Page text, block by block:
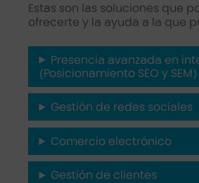
Estas son las soluciones que
ofrecerte y la ayuda a la que
Presencia avanzada en
(Posicionamiento SEO y SEM)
Gestión de redes sociales
Comercio electrónico
Gestión de clientes